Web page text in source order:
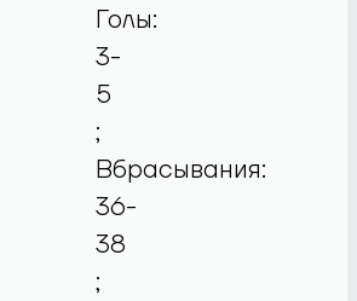
Голы:
3-
5
;
Вбрасывания:
36-
38
;